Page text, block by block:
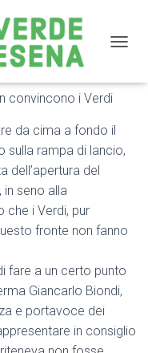
Il mega-progetto
convincono i Verdi
da cima a fondo il
sulla rampa di lancio,
dell’apertura del
in seno alla
che i Verdi, pur
fronte non fanno
fare a un certo punto
Giancarlo Biondi,
e portavoce dei
in consiglio